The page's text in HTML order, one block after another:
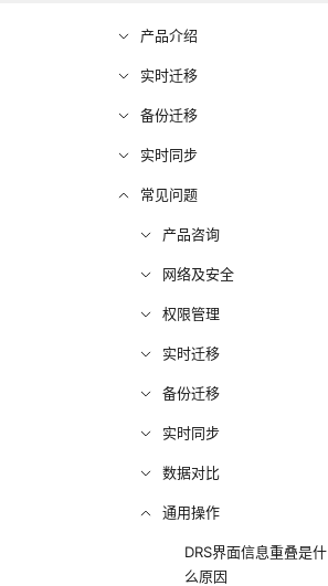
产品介绍
实时迁移
备份迁移
实时同步
常见问题
产品咨询
网络及安全
权限管理
实时迁移
备份迁移
实时同步
数据对比
通用操作
DRS界面信息重叠是什
么原因